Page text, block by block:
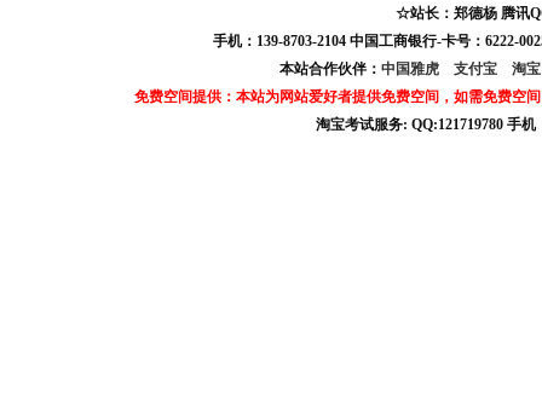
☆站长：郑德杨 腾讯
手机：139-8703-2104 中国工商银行-卡号：6222-
本站合作伙伴： 中国雅虎 支付宝
淘
免费空间提供：本站为网站爱好者提供免费空间，如需免费空
淘宝考试服务: QQ:121719780 手